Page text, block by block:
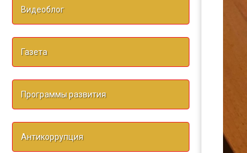
Видеоблог
Газета
Программы развития
Антикоррупция